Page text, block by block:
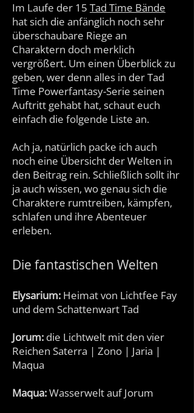
Im Laufe der 15 Tad Time Bände
hat sich die anfänglich noch sehr
überschaubare Riege an
Charaktern doch merklich
vergrößert. Um einen Überblick zu
geben, wer denn alles in der Tad
Time Powerfantasy-Serie seinen
Auftritt gehabt hat, schaut euch
einfach die folgende Liste an.
Ach ja, natürlich packe ich auch
noch eine Übersicht der Welten in
den Beitrag rein. Schließlich sollt ihr
ja auch wissen, wo genau sich die
Charaktere rumtreiben, kämpfen,
schlafen und ihre Abenteuer
erleben.
Die fantastischen Welten
Elysarium: Heimat von Lichtfee Fay
und dem Schattenwart Tad
Jorum: die Lichtwelt mit den vier
Reichen Saterra | Zono | Jaria |
Maqua
Maqua:Wasserwelt auf Jorum